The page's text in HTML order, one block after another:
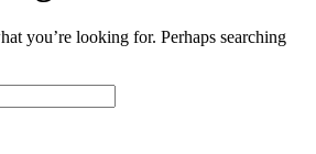
you’re looking for. Perhaps searching